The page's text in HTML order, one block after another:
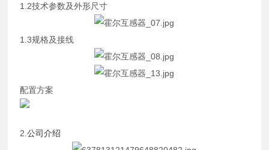
1.2技术参数及外形尺寸
1.3规格及接线
配置方案
2.公司介绍